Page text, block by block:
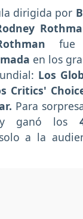
dirigida por
fue
en los
Los
Critics'
Para
ganó los
a la